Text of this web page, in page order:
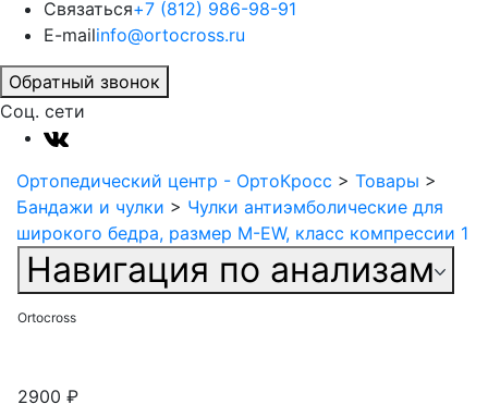
Связаться+7 (812) 986-98-91
E-mailinfo@ortocross.ru
Обратный звонок
Соц. сети
Ортопедический центр - ОртоКросс > Товары >
Бандажи и чулки > Чулки антиэмболические для
широкого бедра, размер M-EW, класс компрессии 1
Ortocross
2900 ₽
Навигация по анализам